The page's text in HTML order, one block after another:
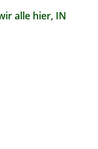
alle hier, IN